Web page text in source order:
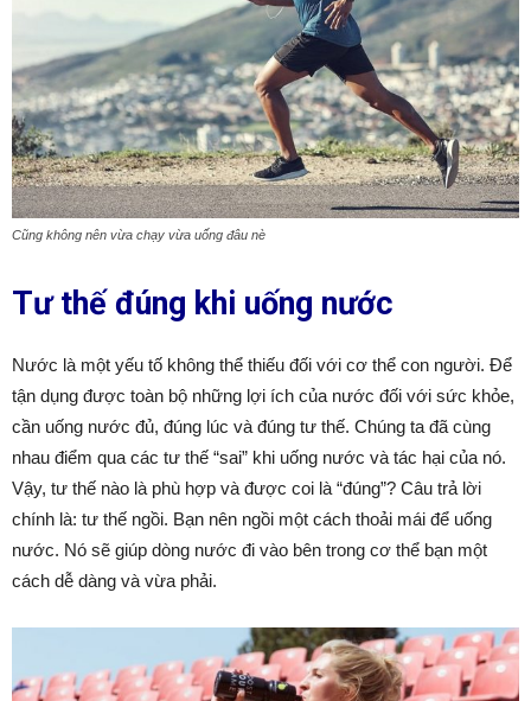
Cũng không nên vừa chạy vừa uống đâu nè
Tư thế đúng khi uống nước
Nước là một yếu tố không thể thiếu đối với cơ thể con người. Để
tận dụng được toàn bộ những lợi ích của nước đối với sức khỏe,
cần uống nước đủ, đúng lúc và đúng tư thế. Chúng ta đã cùng
nhau điểm qua các tư thế “sai” khi uống nước và tác hại của nó.
Vậy, tư thế nào là phù hợp và được coi là “đúng”? Câu trả lời
chính là: tư thế ngồi. Bạn nên ngồi một cách thoải mái để uống
nước. Nó sẽ giúp dòng nước đi vào bên trong cơ thể bạn một
cách dễ dàng và vừa phải.